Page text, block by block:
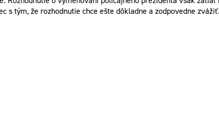
s tým, že rozhodnutie chce ešte dôkladne a zodpovedne zvážiť.